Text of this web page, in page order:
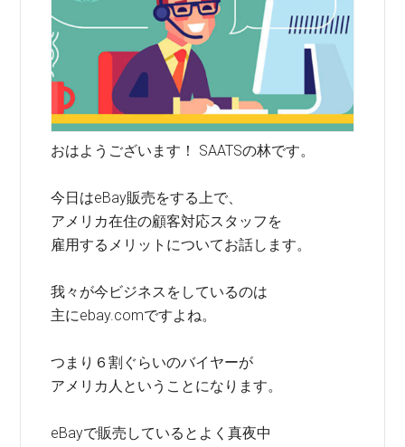
おはようございます！ SAATSの林です。
今日はeBay販売をする上で、
アメリカ在住の顧客対応スタッフを
雇用するメリットについてお話します。
我々が今ビジネスをしているのは
主にebay.comですよね。
つまり６割ぐらいのバイヤーが
アメリカ人ということになります。
eBayで販売しているとよく真夜中